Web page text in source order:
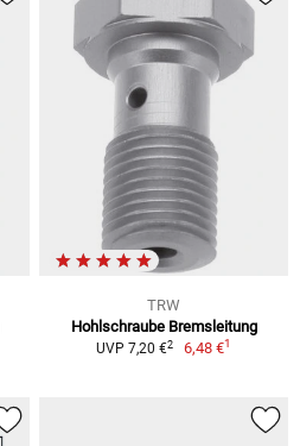
TRW
Hohlschraube Bremsleitung
UVP 7,20 €2 6,48 €1